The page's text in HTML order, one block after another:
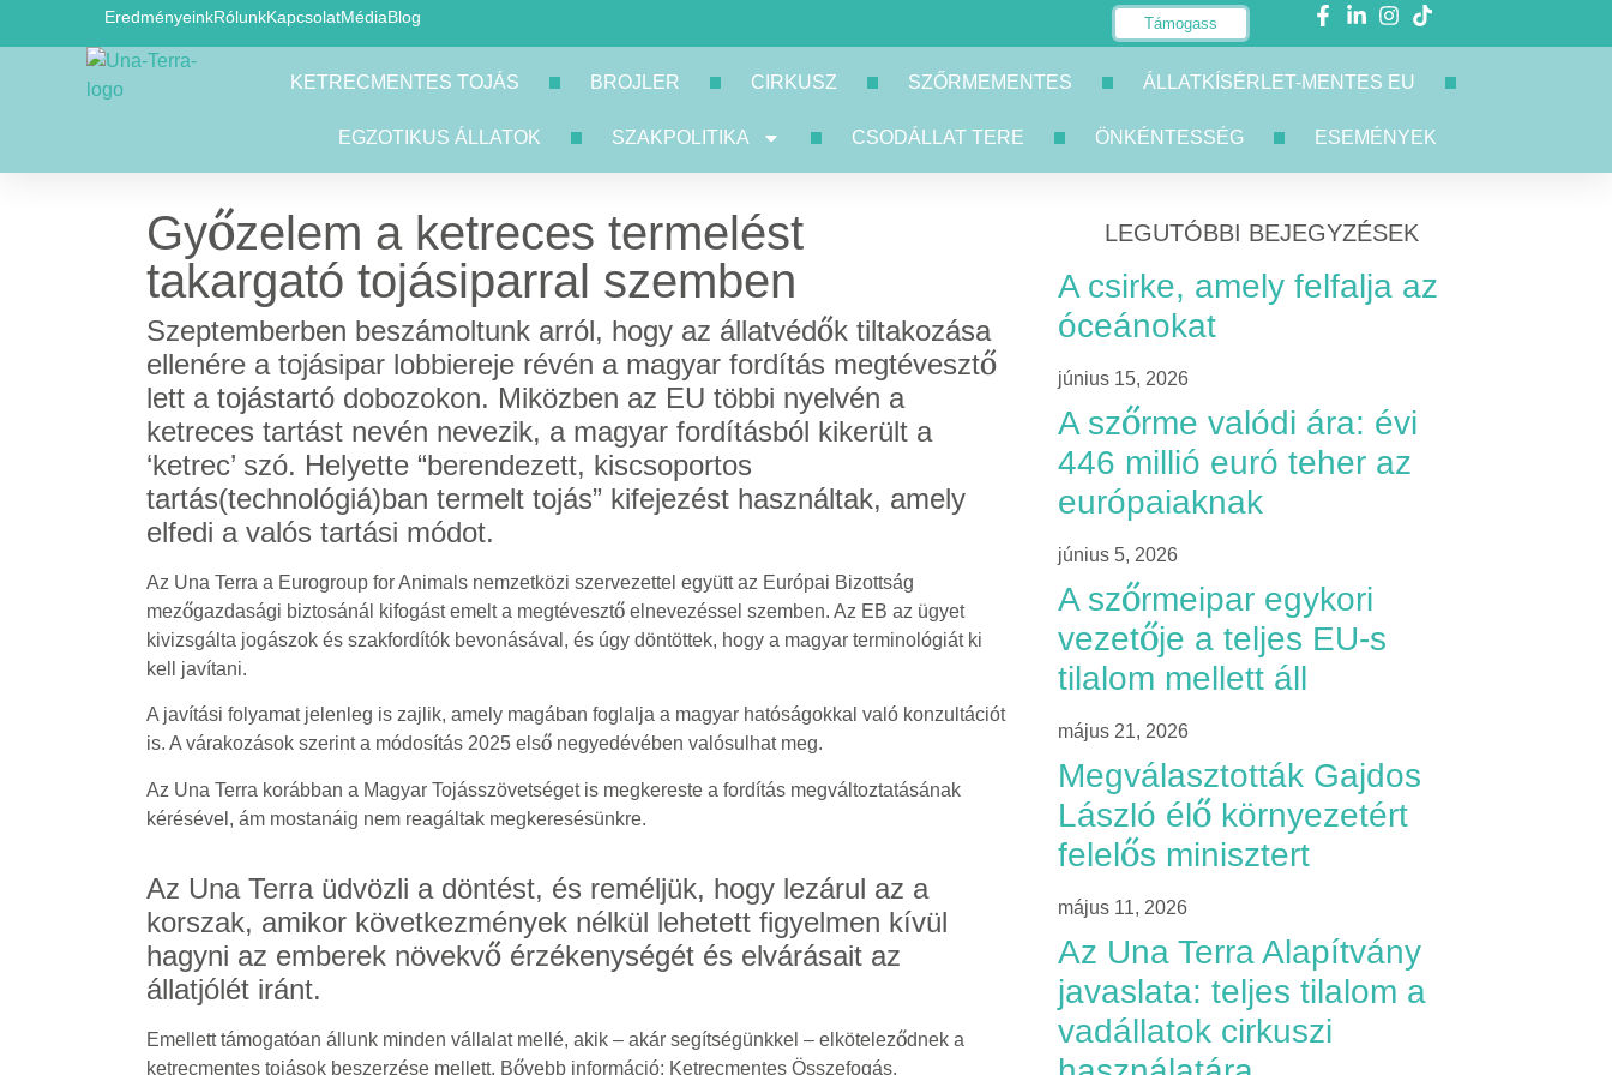
EredményeinkRólunkKapcsolatMédiaBlog Támogass
KETRECMENTES TOJÁS BROJLER CIRKUSZ SZŐRMEMENTES ÁLLATKÍSÉRLET-MENTES EU
EGZOTIKUS ÁLLATOK SZAKPOLITIKA CSODÁLLAT TERE ÖNKÉNTESSÉG ESEMÉNYEK
Győzelem a ketreces termelést
takargató tojásiparral szemben
Szeptemberben beszámoltunk arról, hogy az állatvédők tiltakozása
ellenére a tojásipar lobbiereje révén a magyar fordítás megtévesztő
lett a tojástartó dobozokon. Miközben az EU többi nyelvén a
ketreces tartást nevén nevezik, a magyar fordításból kikerült a
‘ketrec’ szó. Helyette “berendezett, kiscsoportos
tartás(technológiá)ban termelt tojás” kifejezést használtak, amely
elfedi a valós tartási módot.
Az Una Terra a Eurogroup for Animals nemzetközi szervezettel együtt az Európai Bizottság
mezőgazdasági biztosánál kifogást emelt a megtévesztő elnevezéssel szemben. Az EB az ügyet
kivizsgálta jogászok és szakfordítók bevonásával, és úgy döntöttek, hogy a magyar terminológiát ki
kell javítani.
A javítási folyamat jelenleg is zajlik, amely magában foglalja a magyar hatóságokkal való konzultációt
is. A várakozások szerint a módosítás 2025 első negyedévében valósulhat meg.
Az Una Terra korábban a Magyar Tojásszövetséget is megkereste a fordítás megváltoztatásának
kérésével, ám mostanáig nem reagáltak megkeresésünkre.
Az Una Terra üdvözli a döntést, és reméljük, hogy lezárul az a
korszak, amikor következmények nélkül lehetett figyelmen kívül
hagyni az emberek növekvő érzékenységét és elvárásait az
állatjólét iránt.
Emellett támogatóan állunk minden vállalat mellé, akik – akár segítségünkkel – elköteleződnek a
ketrecmentes tojások beszerzése mellett. Bővebb információ: Ketrecmentes Összefogás.
LEGUTÓBBI BEJEGYZÉSEK
A csirke, amely felfalja az
óceánokat
június 15, 2026
A szőrme valódi ára: évi
446 millió euró teher az
európaiaknak
június 5, 2026
A szőrmeipar egykori
vezetője a teljes EU-s
tilalom mellett áll
május 21, 2026
Megválasztották Gajdos
László élő környezetért
felelős minisztert
május 11, 2026
Az Una Terra Alapítvány
javaslata: teljes tilalom a
vadállatok cirkuszi